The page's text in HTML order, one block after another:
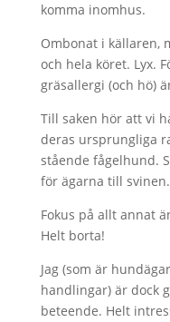
komma inomhus.
Ombonat i källaren,
och hela köret. Lyx.
gräsallergi (och hö)
Till saken hör att vi
deras ursprungliga
stående fågelhund.
för ägarna till svinen.
Fokus på allt annat
Helt borta!
Jag (som är
handlingar) är dock
beteende. Helt